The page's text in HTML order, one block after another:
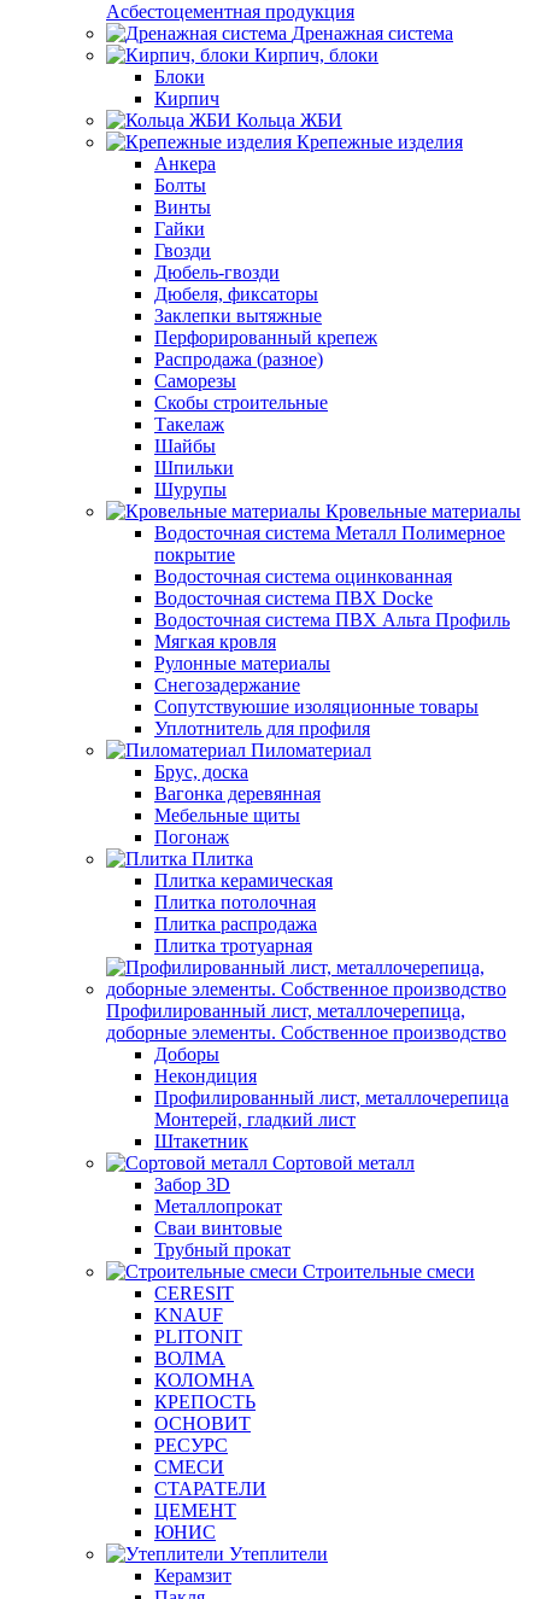
Асбестоцементная продукция
Дренажная система
Кирпич, блоки
Блоки
Кирпич
Кольца ЖБИ
Крепежные изделия
Анкера
Болты
Винты
Гайки
Гвозди
Дюбель-гвозди
Дюбеля, фиксаторы
Заклепки вытяжные
Перфорированный крепеж
Распродажа (разное)
Саморезы
Скобы строительные
Такелаж
Шайбы
Шпильки
Шурупы
Кровельные материалы
Водосточная система Металл Полимерное
покрытие
Водосточная система оцинкованная
Водосточная система ПВХ Docke
Водосточная система ПВХ Альта Профиль
Мягкая кровля
Рулонные материалы
Снегозадержание
Сопутствуюшие изоляционные товары
Уплотнитель для профиля
Пиломатериал
Брус, доска
Вагонка деревянная
Мебельные щиты
Погонаж
Плитка
Плитка керамическая
Плитка потолочная
Плитка распродажа
Плитка тротуарная
Профилированный лист, металлочерепица,
доборные элементы. Собственное производство
Доборы
Некондиция
Профилированный лист, металлочерепица
Монтерей, гладкий лист
Штакетник
Сортовой металл
Забор 3D
Металлопрокат
Сваи винтовые
Трубный прокат
Строительные смеси
CERESIT
KNAUF
PLITONIT
ВОЛМА
КОЛОМНА
КРЕПОСТЬ
ОСНОВИТ
РЕСУРС
СМЕСИ
СТАРАТЕЛИ
ЦЕМЕНТ
ЮНИС
Утеплители
Керамзит